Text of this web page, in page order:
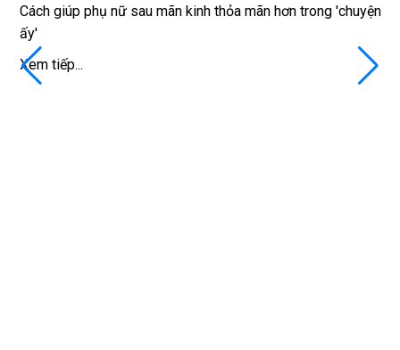
Cách giúp phụ nữ sau mãn kinh thỏa mãn hơn trong 'chuyện
ấy'
Xem tiếp...